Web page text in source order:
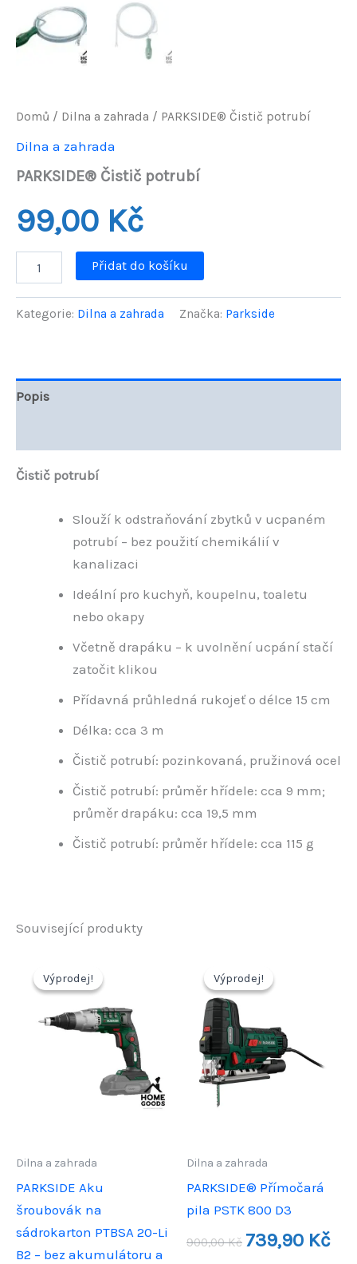
Domů / Dilna a zahrada / PARKSIDE® Čistič potrubí
Dilna a zahrada
PARKSIDE® Čistič potrubí
99,00 Kč
Čistič
množství
Přidat do košíku
Kategorie: Dilna a zahrada Značka: Parkside
Popis
Čistič potrubí
Slouží k odstraňování zbytků v ucpaném
potrubí – bez použití chemikálií v
kanalizaci
Ideální pro kuchyň, koupelnu, toaletu
nebo okapy
Včetně drapáku – k uvolnění ucpání stačí
zatočit klikou
Přídavná průhledná rukojeť o délce 15 cm
Délka: cca 3 m
Čistič potrubí: pozinkovaná, pružinová ocel
Čistič potrubí: průměr hřídele: cca 9 mm;
průměr drapáku: cca 19,5 mm
Čistič potrubí: průměr hřídele: cca 115 g
Související produkty
Výprodej!
Výprodej!
Dilna a zahrada
PARKSIDE Aku
šroubovák na
sádrokarton PTBSA 20-Li
B2 – bez akumulátoru a
Výprodej!
Výprodej!
Dilna a zahrada
PARKSIDE® Přímočará
pila PSTK 800 D3
900,00Kč
Původní
cena
739,90 Kč